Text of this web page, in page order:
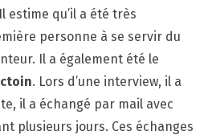
estime qu’il a été très
personne à se servir du
Il a également été le
. Lors d’une interview, il a
il a échangé par mail avec
plusieurs jours. Ces échanges